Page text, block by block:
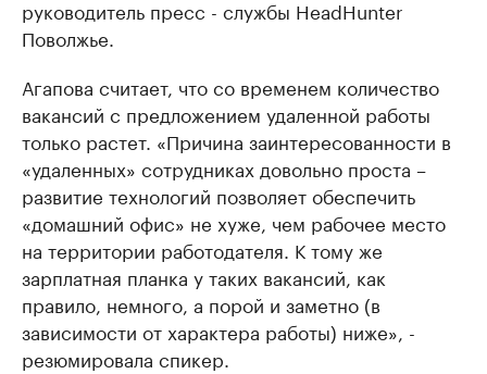
руководитель пресс - службы HeadHunter
Поволжье.
Агапова считает, что со временем количество
вакансий с предложением удаленной работы
только растет. «Причина заинтересованности в
«удаленных» сотрудниках довольно проста –
развитие технологий позволяет обеспечить
«домашний офис» не хуже, чем рабочее место
на территории работодателя. К тому же
зарплатная планка у таких вакансий, как
правило, немного, а порой и заметно (в
зависимости от характера работы) ниже», -
резюмировала спикер.